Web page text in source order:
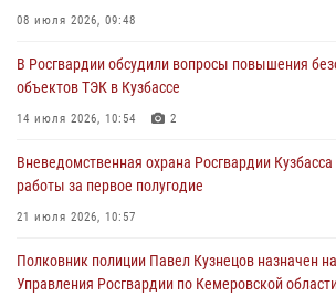
Росгвардейцы задержали участника драки,
05 августа 2026, 08:50
Росгвардейцы пресекли нарушение
Росгвардейцы в Юрге пресекли попытку
08 июля 2026, 09:48
В Росгвардии обсудили вопросы повышения
объектов ТЭК в Кузбассе
14 июля 2026, 10:54 2
Вневедомственная охрана Росгвардии
работы за первое полугодие
21 июля 2026, 10:57
Полковник полиции Павел Кузнецов назначен
Управления Росгвардии по Кемеровской